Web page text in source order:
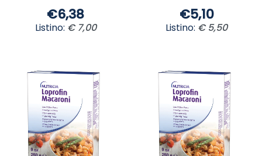
€6,38
Listino: € 7,00
€5,10
Listino: € 5,50